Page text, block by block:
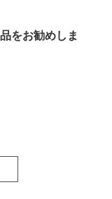
をお勧めしま